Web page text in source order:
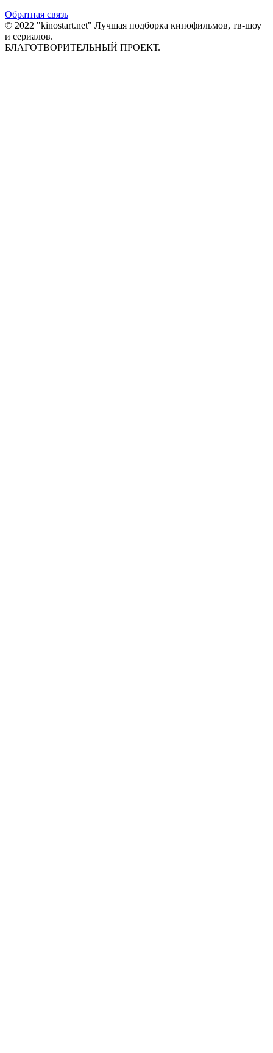
Обратная связь
© 2022 "kinostart.net" Лучшая подборка кинофильмов, тв-шоу
и сериалов.
БЛАГОТВОРИТЕЛЬНЫЙ ПРОЕКТ.